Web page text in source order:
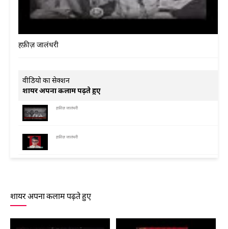
हफ़ीज़ जालंधरी
वीडियो का सेक्शन
शायर अपना कलाम पढ़ते हुए
हफ़ीज़ जालंधरी
हफ़ीज़ जालंधरी
हफ़ीज़ जालंधरी
शायर अपना कलाम पढ़ते हुए